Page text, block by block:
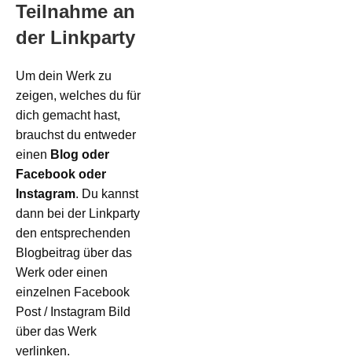
Teilnahme an
der Linkparty
Um dein Werk zu
zeigen, welches du für
dich gemacht hast,
brauchst du entweder
einen Blog oder
Facebook oder
Instagram. Du kannst
dann bei der Linkparty
den entsprechenden
Blogbeitrag über das
Werk oder einen
einzelnen Facebook
Post / Instagram Bild
über das Werk
verlinken.